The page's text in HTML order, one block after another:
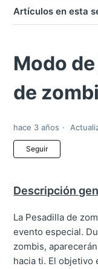
Artículos en esta
Modo
de
hace 3 años
Seguir
Descripción
La Pesadilla de
evento especial.
zombis,
hacia ti. El objetivo